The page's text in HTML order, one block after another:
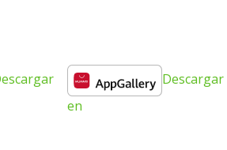
Descargar
en